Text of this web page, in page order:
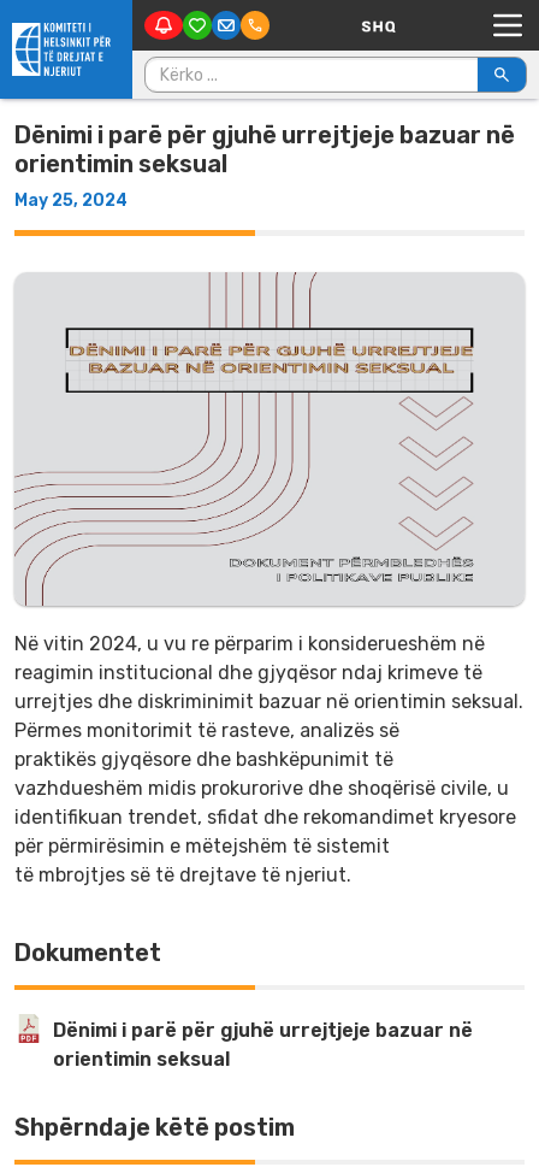
Skip to content Main Navigation
Kërko për:
Dënimi i parë për gjuhë urrejtjeje bazuar në
orientimin seksual
May 25, 2024
Në vitin 2024, u vu re përparim i konsiderueshëm në
reagimin institucional dhe gjyqësor ndaj krimeve të
urrejtjes dhe diskriminimit bazuar në orientimin seksual.
Përmes monitorimit të rasteve, analizës së
praktikës gjyqësore dhe bashkëpunimit të
vazhdueshëm midis prokurorive dhe shoqërisë civile, u
identifikuan trendet, sfidat dhe rekomandimet kryesore
për përmirësimin e mëtejshëm të sistemit
të mbrojtjes së të drejtave të njeriut.
Dokumentet
Dënimi i parë për gjuhë urrejtjeje bazuar në
orientimin seksual
Shpërndaje këtë postim